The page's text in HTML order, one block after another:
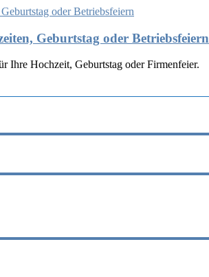
Geburtstag oder Betriebsfeiern
Ihre Hochzeit, Geburtstag oder Firmenfeier.